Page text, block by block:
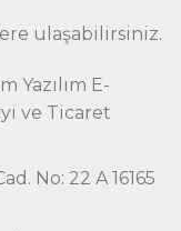
ulaşabilirsiniz.
Yazılım E-
ve Ticaret
No: 22 A 16165